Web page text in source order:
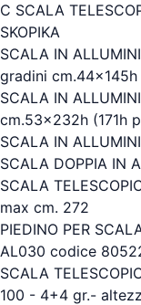
C SCALA
SKOPIKA
SCALA IN
gradini
SCALA IN
cm.53x232h (171h
SCALA IN
SCALA DOPPIA IN
SCALA
max cm. 272
PIEDINO PER
AL030 codice
SCALA
100 - 4+4 gr.-